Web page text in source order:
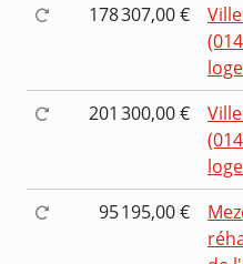
178 307,00 €
201 300,00 €
95 195,00 €